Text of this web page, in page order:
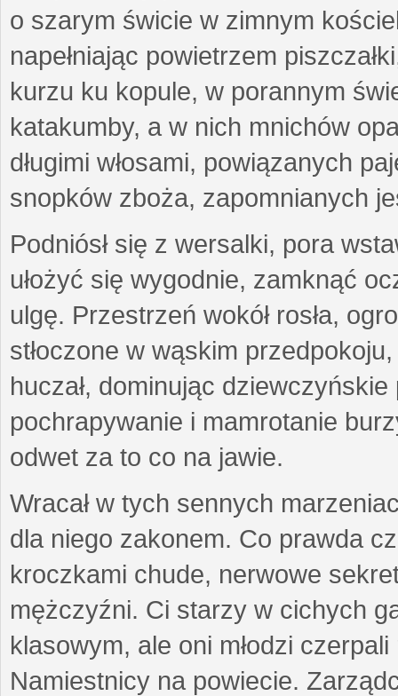
o szarym świcie w zimnym
napełniając powietrzem
kurzu ku kopule, w porannym
katakumby, a w nich mnichów
długimi włosami, powiązanych
snopków zboża, zapomnianych
Podniósł się z wersalki, pora
ułożyć się wygodnie, zamknąć
ulgę. Przestrzeń wokół rosła,
stłoczone w wąskim
huczał, dominując
pochrapywanie i mamrotanie
odwet za to co na jawie.
Wracał w tych sennych
dla niego zakonem. Co prawda
kroczkami chude, nerwowe
mężczyźni. Ci starzy w cichych
klasowym, ale oni młodzi
Namiestnicy na powiecie.